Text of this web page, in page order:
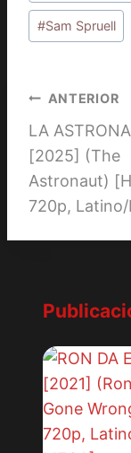
entrada:
#Sam Spruell
de
ANTERIOR
LA
[2025] (The
Astronaut)
720p, Latino/